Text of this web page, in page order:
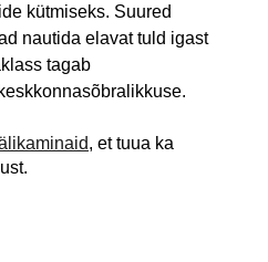
kütmiseks. Suured
nautida elavat tuld igast
tagab
, et tuua ka